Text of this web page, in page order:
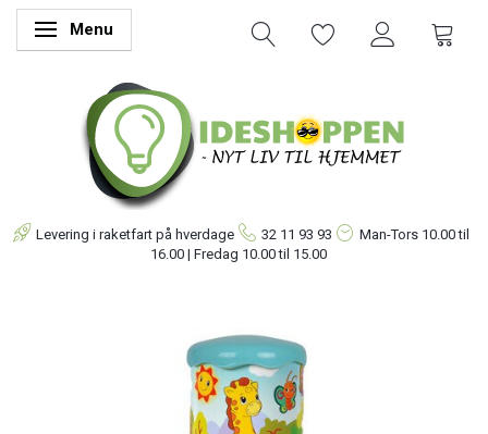
Skifte navigation
Menu
Levering i raketfart på hverdage 32 11 93 93 Man-Tors 10.00 til
16.00 | Fredag 10.00 til 15.00